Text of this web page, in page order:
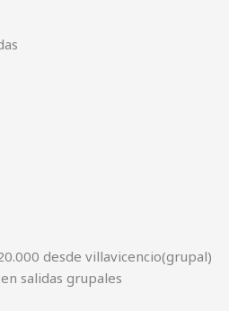
desde villavicencio(grupal)
salidas grupales